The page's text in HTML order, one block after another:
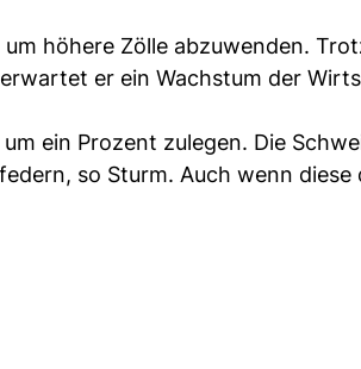
um höhere Zölle abzuwenden.
er ein Wachstum der
ein Prozent zulegen. Die
so Sturm. Auch wenn diese